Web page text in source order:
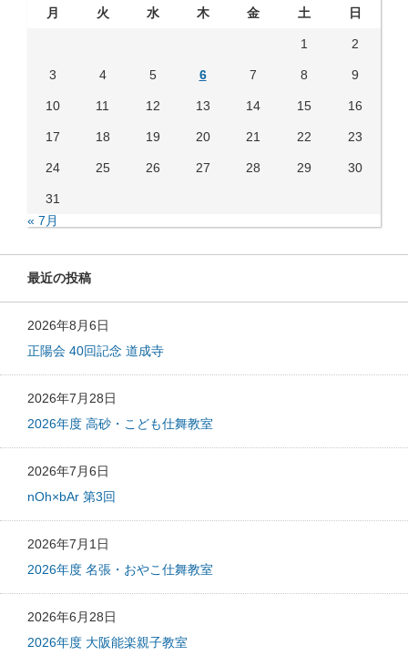
月 火 水 木 金 土 日
1 2
3 4 5 6 7 8 9
10 11 12 13 14 15 16
17 18 19 20 21 22 23
24 25 26 27 28 29 30
31
« 7月
最近の投稿
2026年8月6日
正陽会 40回記念 道成寺
2026年7月28日
2026年度 高砂・こども仕舞教室
2026年7月6日
nOh×bAr 第3回
2026年7月1日
2026年度 名張・おやこ仕舞教室
2026年6月28日
2026年度 大阪能楽親子教室